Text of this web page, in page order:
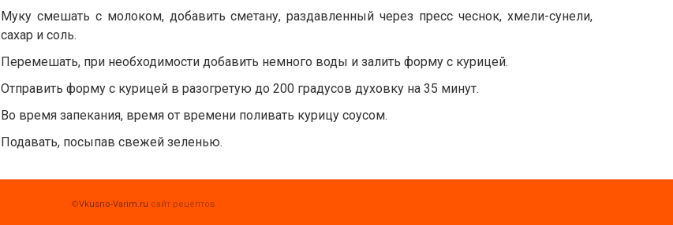
Муку смешать с молоком, добавить сметану, раздавленный через пресс чеснок, хмели-сунели,
сахар и соль.
Перемешать, при необходимости добавить немного воды и залить форму с курицей.
Отправить форму с курицей в разогретую до 200 градусов духовку на 35 минут.
Во время запекания, время от времени поливать курицу соусом.
Подавать, посыпав свежей зеленью.
©Vkusno-Varim.ru сайт рецептов